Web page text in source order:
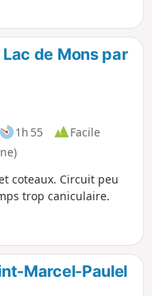
de Mons par
1h 55
Facile
coteaux. Circuit peu
trop caniculaire.
Marcel-Paulel